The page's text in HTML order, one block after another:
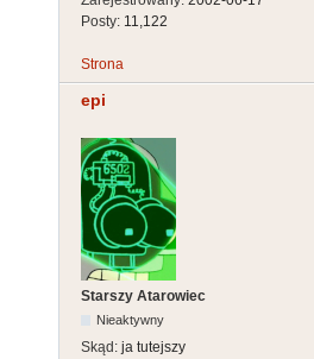
Posty: 11,122
Strona
epi
Starszy Atarowiec
Nieaktywny
Skąd: ja tutejszy